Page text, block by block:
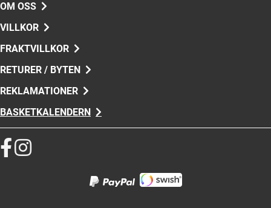
OM OSS
VILLKOR
FRAKTVILLKOR
RETURER / BYTEN
REKLAMATIONER
BASKETKALENDERN